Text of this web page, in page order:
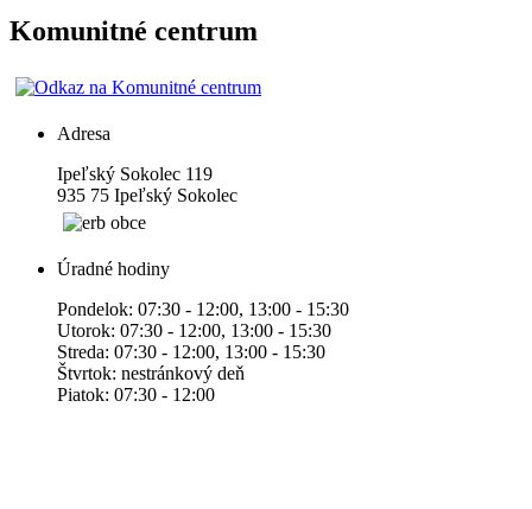
Komunitné centrum
Adresa
Ipeľský Sokolec 119
935 75 Ipeľský Sokolec
Úradné hodiny
Pondelok: 07:30 - 12:00, 13:00 - 15:30
Utorok: 07:30 - 12:00, 13:00 - 15:30
Streda: 07:30 - 12:00, 13:00 - 15:30
Štvrtok: nestránkový deň
Piatok: 07:30 - 12:00